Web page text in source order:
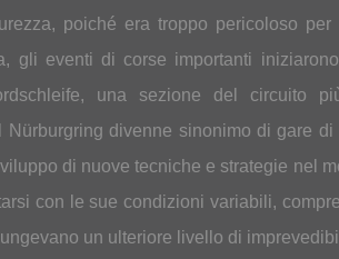
poiché era troppo pericoloso per
gli eventi di corse importanti
una sezione del circuito
Nürburgring divenne sinonimo di gare di
di nuove tecniche e strategie nel
con le sue condizioni variabili,
un ulteriore livello di